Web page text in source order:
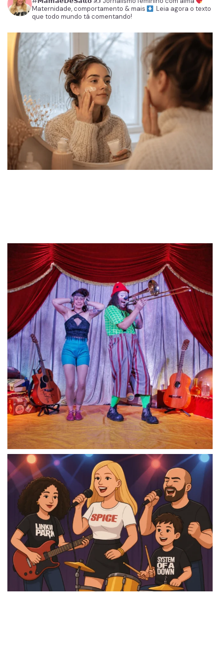
Maternidade, comportamento & mais
Leia agora o texto
que todo mundo tá comentando!